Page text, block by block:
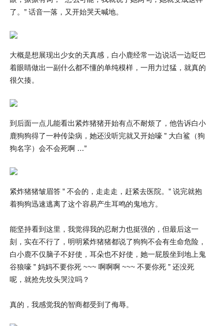
了。” 话音一落，又开始哭天喊地。
大概是想展现出少女的天真感，白小鹿经常一边说话一边眨巴
着眼睛做出一副什么都不懂的单纯模样，一用力过猛，就真的
很欠揍。
到后面一点儿能看出紧炸猪猪开始有点不耐烦了，他告诉白小
鹿狗狗得了一种传染病，她还没听完就又开始嚎 ” 大白鲨（狗
狗名字）会不会死啊 …”
紧炸猪猪皱眉答 ” 不会的，走走走，赶紧去医院。” 说完就抱
着狗狗迅速逃离了这个容易产生耳鸣的鬼地方。
能坚持看到这里，我觉得我的忍耐力也挺强的，但最后这一
刻，实在不行了，明明紧炸猪猪都说了狗狗不会有生命危险，
白小鹿不仅脑子不好使，耳朵也不好使，她一屁股坐到地上鬼
谷狼嚎 ” 妈妈不要你死 ~~~ 啊啊啊 ~~~ 不要你死 ” 还没死
呢，就抢先坟头哭泣吗？
真的，我感觉我的智商都受到了侮辱。